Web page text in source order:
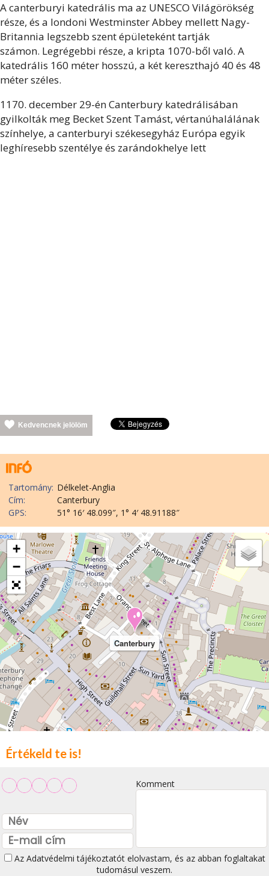
A canterburyi katedrális ma az UNESCO Világörökség
része, és a londoni Westminster Abbey mellett Nagy-
Britannia legszebb szent épületeként tartják
számon. Legrégebbi része, a kripta 1070-ből való. A
katedrális 160 méter hosszú, a két kereszthajó 40 és 48
méter széles.
1170. december 29-én Canterbury katedrálisában
gyilkolták meg Becket Szent Tamást, vértanúhalálának
színhelye, a canterburyi székesegyház Európa egyik
leghíresebb szentélye és zarándokhelye lett
Kedvencnek jelölöm
Tartomány: Délkelet-Anglia
Cím:
Canterbury
GPS:
51° 16′ 48.099″, 1° 4′ 48.91188″
Canterbury
+
−
Értékeld te is!
Komment
Az Adatvédelmi tájékoztatótelolvastam, és az abban foglaltakat
tudomásul veszem.